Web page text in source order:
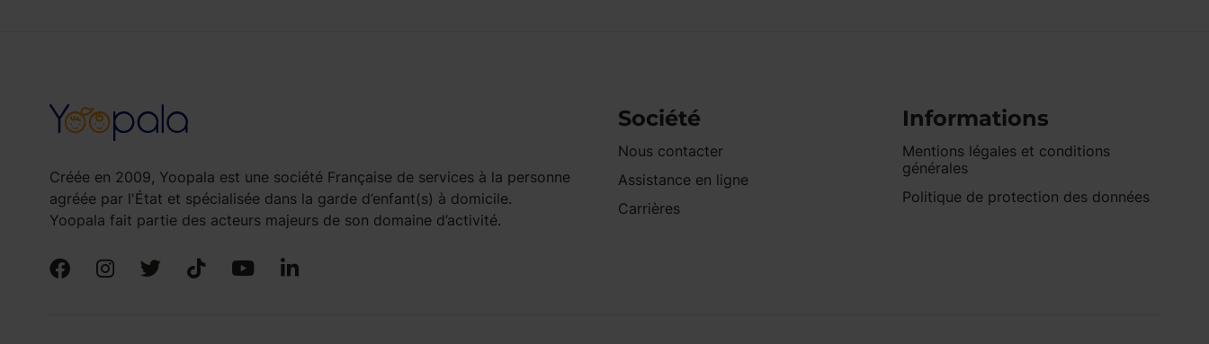
Créée en 2009, Yoopala est une société Française de services à la personne
agréée par l'État et spécialisée dans la garde d’enfant(s) à domicile.
Yoopala fait partie des acteurs majeurs de son domaine d’activité.
Société
Nous contacter
Assistance en ligne
Carrières
Informations
Mentions légales et conditions
générales
Politique de protection des données